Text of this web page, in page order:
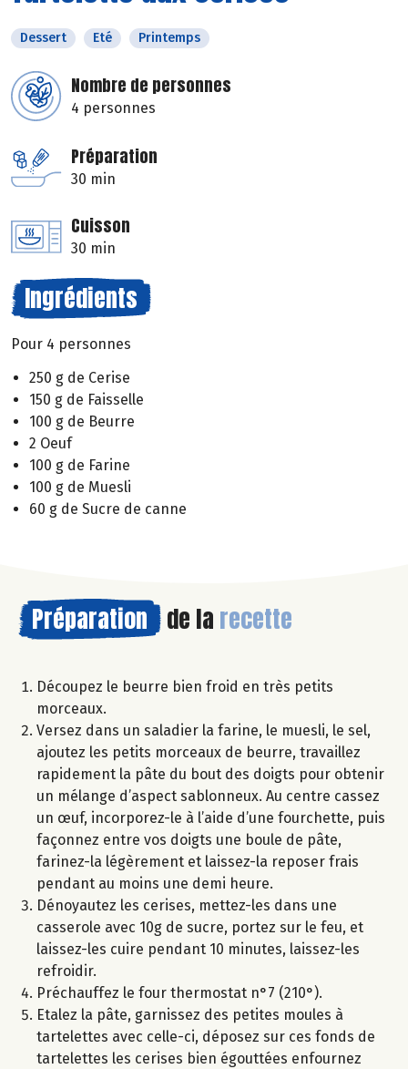
Dessert Eté Printemps
Nombre de personnes
4 personnes
Préparation
30 min
Cuisson
30 min
Ingrédients
Pour 4 personnes
250 g de Cerise
150 g de Faisselle
100 g de Beurre
2 Oeuf
100 g de Farine
100 g de Muesli
60 g de Sucre de canne
Préparation de la recette
Découpez le beurre bien froid en très petits
morceaux.
Versez dans un saladier la farine, le muesli, le sel,
ajoutez les petits morceaux de beurre, travaillez
rapidement la pâte du bout des doigts pour obtenir
un mélange d’aspect sablonneux. Au centre cassez
un œuf, incorporez-le à l’aide d’une fourchette, puis
façonnez entre vos doigts une boule de pâte,
farinez-la légèrement et laissez-la reposer frais
pendant au moins une demi heure.
Dénoyautez les cerises, mettez-les dans une
casserole avec 10g de sucre, portez sur le feu, et
laissez-les cuire pendant 10 minutes, laissez-les
refroidir.
Préchauffez le four thermostat n°7 (210°).
Etalez la pâte, garnissez des petites moules à
tartelettes avec celle-ci, déposez sur ces fonds de
tartelettes les cerises bien égouttées enfournez